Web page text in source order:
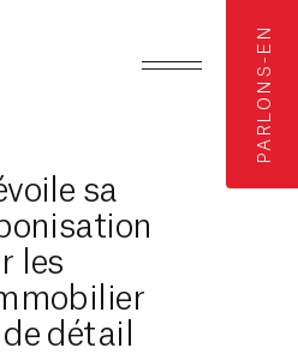
PARLONS-EN
sa
les
détail